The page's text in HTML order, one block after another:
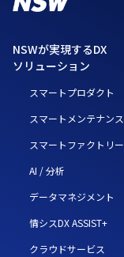
NSWが実現するDX
ソリューション
スマートプロダクト
スマートメンテナンス
スマートファクトリー
AI / 分析
データマネジメント
情シスDX ASSIST+
クラウドサービス